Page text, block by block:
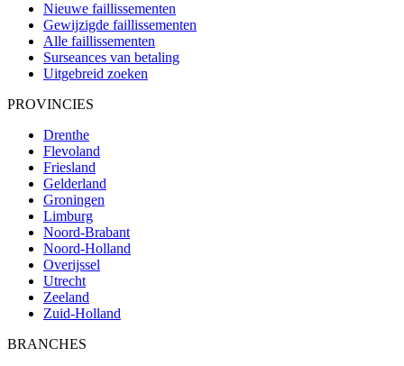
Nieuwe faillissementen
Gewijzigde faillissementen
Alle faillissementen
Surseances van betaling
Uitgebreid zoeken
PROVINCIES
Drenthe
Flevoland
Friesland
Gelderland
Groningen
Limburg
Noord-Brabant
Noord-Holland
Overijssel
Utrecht
Zeeland
Zuid-Holland
BRANCHES